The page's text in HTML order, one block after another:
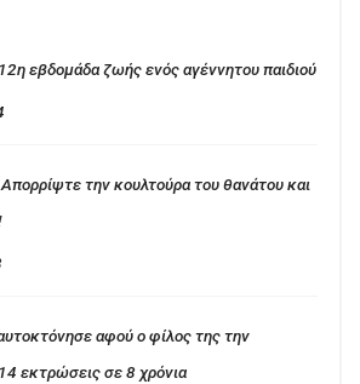
εβδομάδα ζωής ενός αγέννητου παιδιού
την κουλτούρα του θανάτου και
αφού ο φίλος της την
εκτρώσεις σε 8 χρόνια